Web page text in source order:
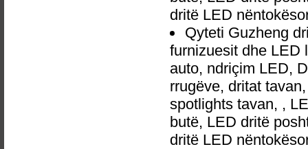
dritë LED
Qyteti Guzheng
furnizuesit dhe LED
auto, ndriçim LED,
rrugëve, dritat
spotlights tavan, ,
butë, LED dritë
dritë LED